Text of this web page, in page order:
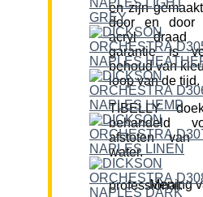
en zijn
door en door
acryl draad
garantie is
behoud van
loop van de tijd.
TIBELLY
behandeld
afstoten
water.
Mening van de professional: